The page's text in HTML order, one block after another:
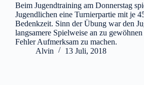
Beim Jugendtraining am Donnerstag
Jugendlichen eine Turnierpartie mit je
Bedenkzeit. Sinn der Übung war den
langsamere Spielweise an zu
Fehler Aufmerksam zu machen.
Alvin
13 Juli, 2018